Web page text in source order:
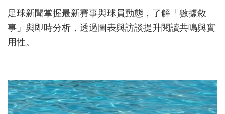
球
新
闻：
最
新
賽
足球新聞掌握最新賽事與球員動態，了解「數據敘
事」與即時分析，透過圖表與訪談提升閱讀共鳴與實
用性。